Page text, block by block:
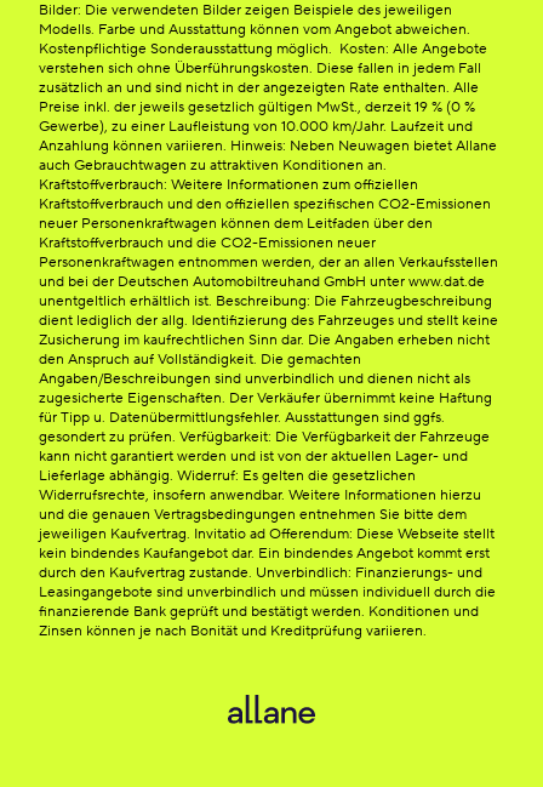
Bilder: Die verwendeten Bilder zeigen Beispiele des jeweiligen
Modells. Farbe und Ausstattung können vom Angebot abweichen.
Kostenpflichtige Sonderausstattung möglich. Kosten: Alle Angebote
verstehen sich ohne Überführungskosten. Diese fallen in jedem Fall
zusätzlich an und sind nicht in der angezeigten Rate enthalten. Alle
Preise inkl. der jeweils gesetzlich gültigen MwSt., derzeit 19 % (0 %
Gewerbe), zu einer Laufleistung von 10.000 km/Jahr. Laufzeit und
Anzahlung können variieren. Hinweis: Neben Neuwagen bietet Allane
auch Gebrauchtwagen zu attraktiven Konditionen an.
Kraftstoffverbrauch: Weitere Informationen zum offiziellen
Kraftstoffverbrauch und den offiziellen spezifischen CO2-Emissionen
neuer Personenkraftwagen können dem Leitfaden über den
Kraftstoffverbrauch und die CO2-Emissionen neuer
Personenkraftwagen entnommen werden, der an allen Verkaufsstellen
und bei der Deutschen Automobiltreuhand GmbH unter www.dat.de
unentgeltlich erhältlich ist. Beschreibung: Die Fahrzeugbeschreibung
dient lediglich der allg. Identifizierung des Fahrzeuges und stellt keine
Zusicherung im kaufrechtlichen Sinn dar. Die Angaben erheben nicht
den Anspruch auf Vollständigkeit. Die gemachten
Angaben/Beschreibungen sind unverbindlich und dienen nicht als
zugesicherte Eigenschaften. Der Verkäufer übernimmt keine Haftung
für Tipp u. Datenübermittlungsfehler. Ausstattungen sind ggfs.
gesondert zu prüfen. Verfügbarkeit: Die Verfügbarkeit der Fahrzeuge
kann nicht garantiert werden und ist von der aktuellen Lager- und
Lieferlage abhängig. Widerruf: Es gelten die gesetzlichen
Widerrufsrechte, insofern anwendbar. Weitere Informationen hierzu
und die genauen Vertragsbedingungen entnehmen Sie bitte dem
jeweiligen Kaufvertrag. Invitatio ad Offerendum: Diese Webseite stellt
kein bindendes Kaufangebot dar. Ein bindendes Angebot kommt erst
durch den Kaufvertrag zustande. Unverbindlich: Finanzierungs- und
Leasingangebote sind unverbindlich und müssen individuell durch die
finanzierende Bank geprüft und bestätigt werden. Konditionen und
Zinsen können je nach Bonität und Kreditprüfung variieren.